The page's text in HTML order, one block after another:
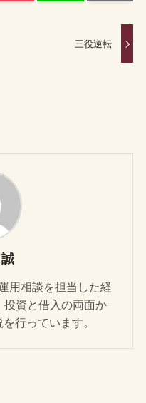
三役逆転
用相談を担当した経
資と借入の両面か
行っています。